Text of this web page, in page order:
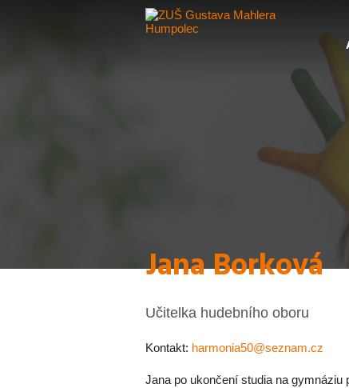
Jana Borková
Učitelka hudebního oboru
Kontakt: harmonia50@seznam.cz
Jana po ukončení studia na